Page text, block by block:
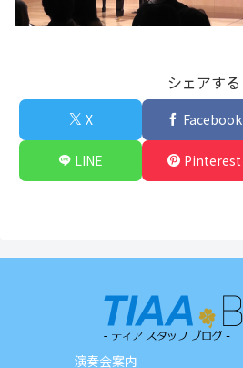
シェアする
X Facebook
LINE Pinterest
演奏会案内